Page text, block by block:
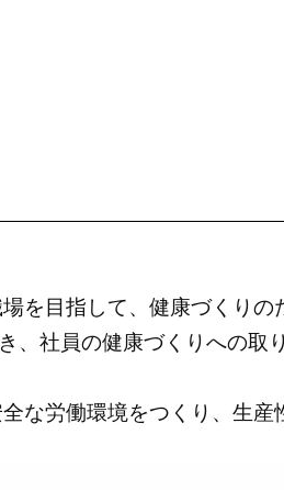
を目指して、健康づくりの
、社員の健康づくりへの取
な労働環境をつくり、生産